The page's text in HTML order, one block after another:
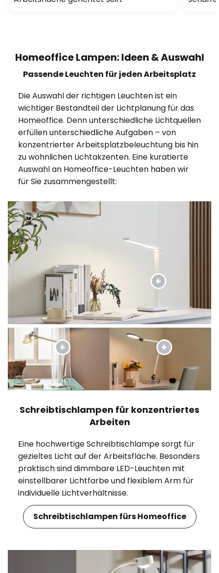
Homeoffice Lampen: Ideen & Auswahl
Passende Leuchten für jeden Arbeitsplatz
Die Auswahl der richtigen Leuchten ist ein
wichtiger Bestandteil der Lichtplanung für das
Homeoffice. Denn unterschiedliche Lichtquellen
erfüllen unterschiedliche Aufgaben – von
konzentrierter Arbeitsplatzbeleuchtung bis hin
zu wohnlichen Lichtakzenten. Eine kuratierte
Auswahl an Homeoffice-Leuchten haben wir
für Sie zusammengestellt:
Schreibtischlampen für konzentriertes
Arbeiten
Eine hochwertige Schreibtischlampe sorgt für
gezieltes Licht auf der Arbeitsfläche. Besonders
praktisch sind dimmbare LED-Leuchten mit
einstellbarer Lichtfarbe und flexiblem Arm für
individuelle Lichtverhältnisse.
Schreibtischlampen fürs Homeoffice